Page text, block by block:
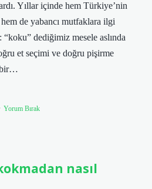
Yıllar içinde hem Türkiye’nin
de yabancı mutfaklara ilgi
dediğimiz mesele aslında
et seçimi ve doğru pişirme
bir…
Yorum Bırak
nasıl